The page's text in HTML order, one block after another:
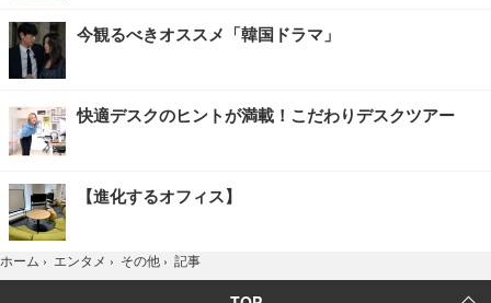
今観るべきオススメ「韓国ドラマ」
快適デスクのヒントが満載！こだわりデスクツアー
【進化するオフィス】
ホーム › エンタメ › その他 › 記事